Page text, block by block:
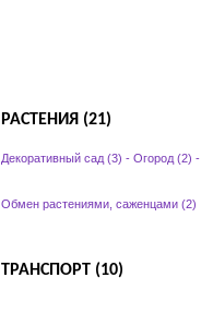
РАСТЕНИЯ (21)
Декоративный сад (3) - Огород (2) -
Обмен растениями, саженцами (2)
ТРАНСПОРТ (10)